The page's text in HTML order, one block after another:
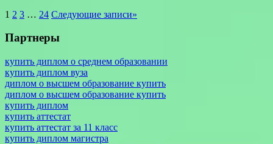
1 2 3 … 24 Следующие записи»
Партнеры
купить диплом о среднем образовании
купить диплом вуза
диплом о высшем образование купить
диплом о высшем образование купить
купить диплом
купить аттестат
купить аттестат за 11 класс
купить диплом магистра